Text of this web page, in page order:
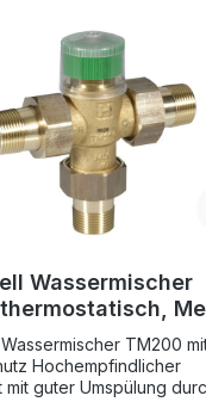
Honeywell Typ:
Typ:
DN 40 RV283P-50A,
65A, Nennweite: DN
Nennweite: DN 80
DN 100RV283P-
DN 125 RV283P-150A,
DN 150 RV283P-200A,
Wassermischer
(3/4")
TM200
Hochempfindlicher
mit guter Umspülung